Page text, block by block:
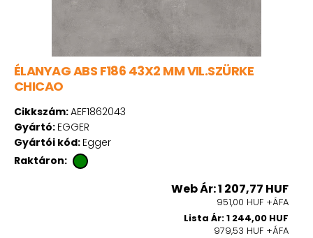
ÉLANYAG ABS F186 43X2 MM VIL.SZÜRKE
CHICAO
Cikkszám:AEF1862043
Gyártó: EGGER
Gyártói kód: Egger
Raktáron:
Web Ár: 1 207,77 HUF
951,00 HUF +ÁFA
Lista Ár: 1 244,00 HUF
979,53 HUF +ÁFA